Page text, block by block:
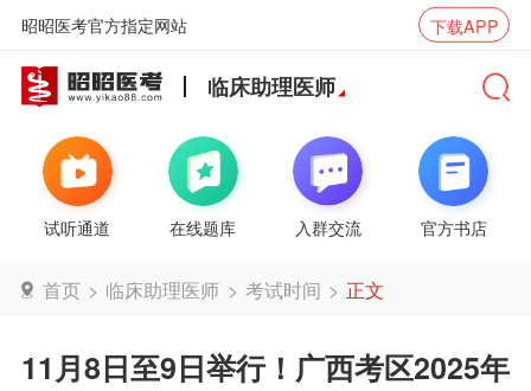
昭昭医考官方指定网站 下载APP
临床助理医师
试听通道 在线题库 入群交流 官方书店
首页 > 临床助理医师 > 考试时间 > 正文
11月8日至9日举行！广西考区2025年